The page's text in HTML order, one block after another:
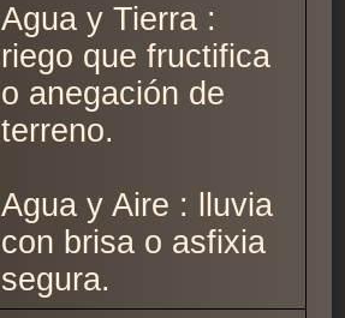
Agua y Tierra :
riego que fructifica
o anegación de
terreno.
Agua y Aire : lluvia
con brisa o asfixia
segura.